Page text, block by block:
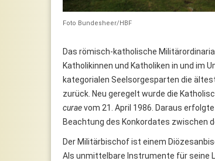
Foto Bundesheer/HBF
Das römisch-katholische
Katholikinnen und Katholiken in und im
kategorialen Seelsorgesparten die
zurück. Neu geregelt wurde die
curaevom 21. April 1986. Daraus
Beachtung des Konkordates zwischen
Der Militärbischof ist einem
Als unmittelbare Instrumente für seine